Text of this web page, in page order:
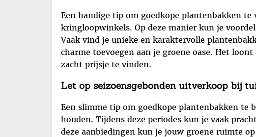
Een handige tip om goedkope plantenbakken
kringloopwinkels. Op deze manier kun je
Vaak vind je unieke en karaktervolle
charme toevoegen aan je groene oase. Het
zacht prijsje te vinden.
Let op seizoensgebonden uitverkoop bij
Een slimme tip om goedkope plantenbakken te
houden. Tijdens deze periodes kun je vaak
deze aanbiedingen kun je jouw groene ruimte